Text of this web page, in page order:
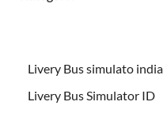
Livery Bus simulato india
Livery Bus Simulator ID